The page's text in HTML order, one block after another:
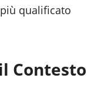
qualificato
Contesto